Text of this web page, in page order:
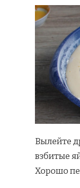
Вылейте
взбитые
Хорошо